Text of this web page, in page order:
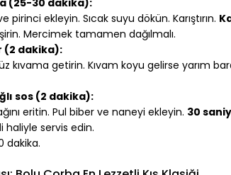
ekleyin. Sıcak suyu dökün. Karıştırın.
Mercimek tamamen dağılmalı.
(2 dakika):
kıvama getirin. Kıvam koyu gelirse yarım
sos (2 dakika):
eritin. Pul biber ve naneyi ekleyin. 30
haliyle servis edin.
dakika.